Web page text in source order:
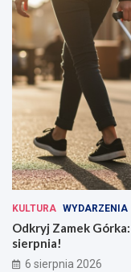
KULTURA WYDARZENIA
Odkryj Zamek
sierpnia!
6 sierpnia 2026